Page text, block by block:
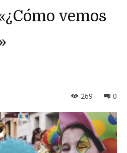
vemos
0
269